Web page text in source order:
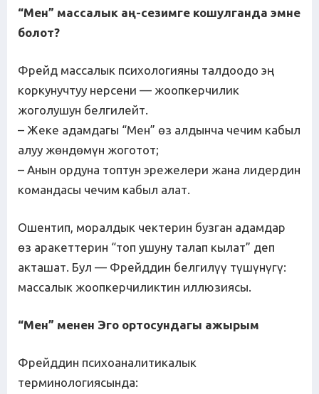
“Мен” массалык аң-сезимге кошулганда эмне
болот?
Фрейд массалык психологияны талдоодо эң
коркунучтуу нерсени — жоопкерчилик
жоголушун белгилейт.
– Жеке адамдагы “Мен” өз алдынча чечим кабыл
алуу жөндөмүн жоготот;
– Анын ордуна топтун эрежелери жана лидердин
командасы чечим кабыл алат.
Ошентип, моралдык чектерин бузган адамдар
өз аракеттерин “топ ушуну талап кылат” деп
акташат. Бул — Фрейддин белгилүү түшүнүгү:
массалык жоопкерчиликтин иллюзиясы.
“Мен” менен Эго ортосундагы ажырым
Фрейддин психоаналитикалык
терминологиясында: